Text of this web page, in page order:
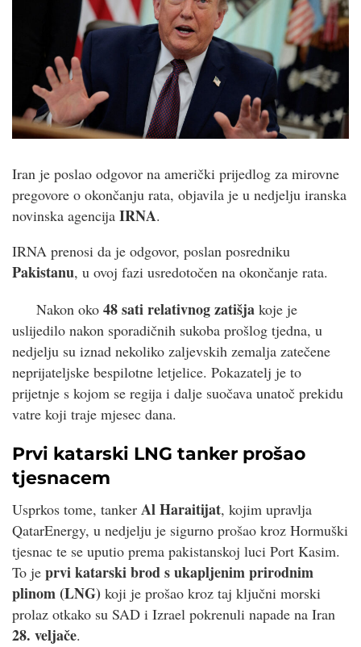
Iran je poslao odgovor na američki prijedlog za mirovne
pregovore o okončanju rata, objavila je u nedjelju iranska
novinska agencija IRNA.
IRNA prenosi da je odgovor, poslan posredniku
Pakistanu, u ovoj fazi usredotočen na okončanje rata.
Nakon oko 48 sati relativnog zatišja koje je
uslijedilo nakon sporadičnih sukoba prošlog tjedna, u
nedjelju su iznad nekoliko zaljevskih zemalja zatečene
neprijateljske bespilotne letjelice. Pokazatelj je to
prijetnje s kojom se regija i dalje suočava unatoč prekidu
vatre koji traje mjesec dana.
Prvi katarski LNG tanker prošao
tjesnacem
Usprkos tome, tanker Al Haraitijat, kojim upravlja
QatarEnergy, u nedjelju je sigurno prošao kroz Hormuški
tjesnac te se uputio prema pakistanskoj luci Port Kasim.
To je prvi katarski brod s ukapljenim prirodnim
plinom (LNG) koji je prošao kroz taj ključni morski
prolaz otkako su SAD i Izrael pokrenuli napade na Iran
28. veljače.